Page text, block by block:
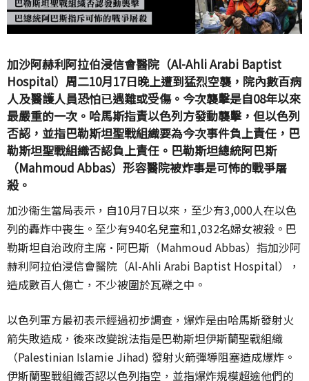
加沙阿赫利阿拉伯浸信會醫院（Al-Ahli Arabi Baptist
Hospital）周二10月17日晚上遭到猛烈空襲，院內數百病
人及醫護人員恐怕已遇難或受傷。今次襲擊是自08年以來
最嚴重的一次。哈馬斯指責以色列方發動襲擊，但以色列
否認，並指巴勒斯坦聖戰組織要為今次事件負上責任，巴
勒斯坦聖戰組織否認負上責任。巴勒斯坦總統阿巴斯
（Mahmoud Abbas）形容醫院被炸事是可怖的戰爭屠
殺。
加沙衞生當局表示，自10月7日以來，至少有3,000人在以色
列的轟炸中喪生。至少有940名兒童和1,032名婦女被殺。巴
勒斯坦自治政府主席·阿巴斯（Mahmoud Abbas）指加沙阿
赫利阿拉伯浸信會醫院（Al-Ahli Arabi Baptist Hospital），
造成數百人傷亡，不少被圍於瓦礫之中。
以色列軍方最初表示經過初步調查，爆炸是由哈馬斯發射火
箭失敗造成，後來改變說法指是巴勒斯坦伊斯蘭聖戰組織
（Palestinian Islamie Jihad) 發射火箭彈導阻塞造成爆炸。
伊斯蘭聖戰組織否認以色列指空，並指爆炸規模超逾他們的